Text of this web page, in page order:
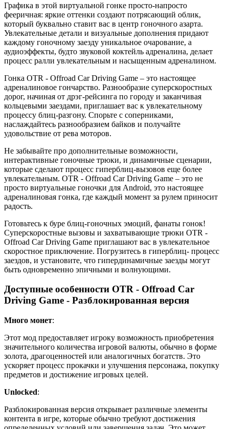
Графика в этой виртуальной гонке просто-напросто
фееричная: яркие оттенки создают потрясающий облик,
который буквально ставит вас в центр гоночного азарта.
Увлекательные детали и визуальные дополнения придают
каждому гоночному заезду уникальное очарование, а
аудиоэффекты, будто звуковой коктейль адреналина, делает
процесс ралли увлекательным и насыщенным адреналином.
Гонка OTR - Offroad Car Driving Game – это настоящее
адреналиновое гончарство. Разнообразие суперскоростных
дорог, начиная от дрэг-рейсинга по городу и заканчивая
кольцевыми заездами, приглашает вас к увлекательному
процессу блиц-разгону. Спорьте с соперниками,
наслаждайтесь разнообразием байков и получайте
удовольствие от рева моторов.
Не забывайте про дополнительные возможности,
интерактивные гоночные трюки, и динамичные сценарии,
которые сделают процесс гиперблиц-вызовов еще более
увлекательным. OTR - Offroad Car Driving Game – это не
просто виртуальные гоночки для Android, это настоящее
адреналиновая гонка, где каждый момент за рулем приносит
радость.
Готовьтесь к буре блиц-гоночных эмоций, фанаты гонок!
Суперскоростные вызовы и захватывающие трюки OTR -
Offroad Car Driving Game приглашают вас в увлекательное
скоростное приключение. Погрузитесь в гиперблиц- процесс
заездов, и установите, что гипердинамичные заезды могут
быть одновременно эпичными и волнующими.
Доступные особенности OTR - Offroad Car
Driving Game - Разблокированная версия
Много монет:
Этот мод предоставляет игроку возможность приобретения
значительного количества игровой валюты, обычно в форме
золота, драгоценностей или аналогичных богатств. Это
ускоряет процесс прокачки и улучшения персонажа, покупку
предметов и достижение игровых целей.
Unlocked:
Разблокированная версия открывает различные элементы
контента в игре, которые обычно требуют достижения